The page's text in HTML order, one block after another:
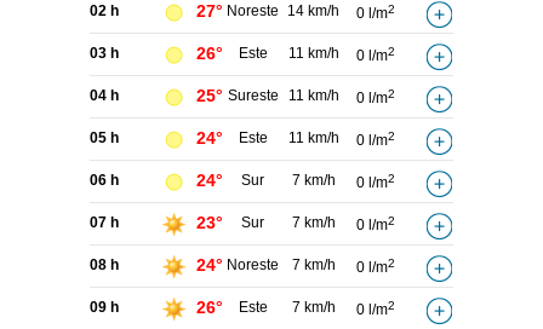
02 h 27° Noreste 14 km/h 0 l/m2
03 h 26° Este 11 km/h 0 l/m2
04 h 25° Sureste 11 km/h 0 l/m2
05 h 24° Este 11 km/h 0 l/m2
06 h 24° Sur 7 km/h 0 l/m2
07 h 23° Sur 7 km/h 0 l/m2
08 h 24° Noreste 7 km/h 0 l/m2
09 h 26° Este 7 km/h 0 l/m2